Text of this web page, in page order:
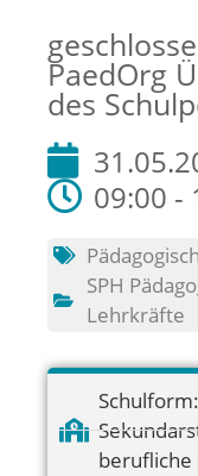
PaedOrg
des
09:00 -
SPH
Lehrkräfte
Schulform:
berufliche